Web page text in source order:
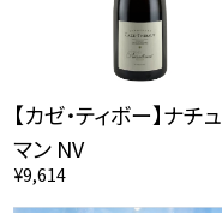
【カゼ・ティボー】ナチ
マン NV
¥9,614